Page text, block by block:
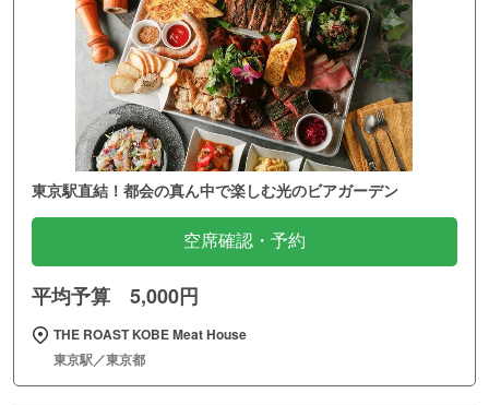
東京駅直結！都会の真ん中で楽しむ光のビアガーデン
空席確認・予約
平均予算 5,000円
THE ROAST KOBE Meat House
東京駅／東京都